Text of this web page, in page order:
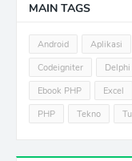
MAIN TAGS
Android Aplikasi
Codeigniter
Delphi
Ebook PHP
Excel
PHP
Tekno